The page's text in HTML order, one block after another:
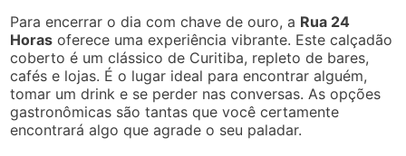
Para encerrar o dia com chave de ouro, a Rua 24
Horas oferece uma experiência vibrante. Este calçadão
coberto é um clássico de Curitiba, repleto de bares,
cafés e lojas. É o lugar ideal para encontrar alguém,
tomar um drink e se perder nas conversas. As opções
gastronômicas são tantas que você certamente
encontrará algo que agrade o seu paladar.